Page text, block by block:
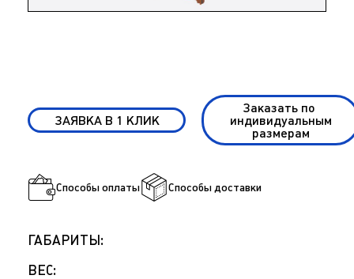
ЗАЯВКА В 1 КЛИК
Заказать по
индивидуальным
размерам
Способы оплаты Способы доставки
ГАБАРИТЫ:
ВЕС: